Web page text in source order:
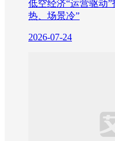
低空经济“运营驱动
热、场景冷”
2026-07-24